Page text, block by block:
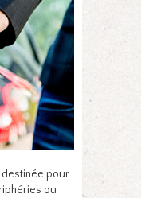
destinée pour
ou